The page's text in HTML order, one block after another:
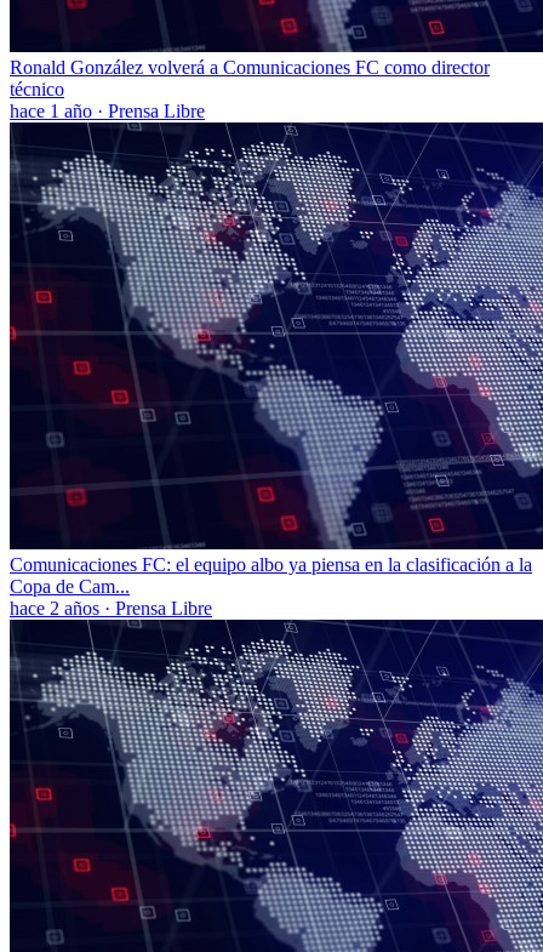
Ronald González volverá a Comunicaciones FC como director
técnico
hace 1 año · Prensa Libre
Comunicaciones FC: el equipo albo ya piensa en la clasificación a la
Copa de Cam...
hace 2 años · Prensa Libre